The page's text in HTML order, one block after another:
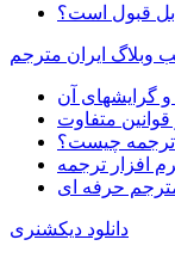
قبول است؟
وبلاگ ایران مترجم
گرایشهای آن
متفاوت
چیست؟
افزار ترجمه
حرفه ای
دانلود دیکشنری